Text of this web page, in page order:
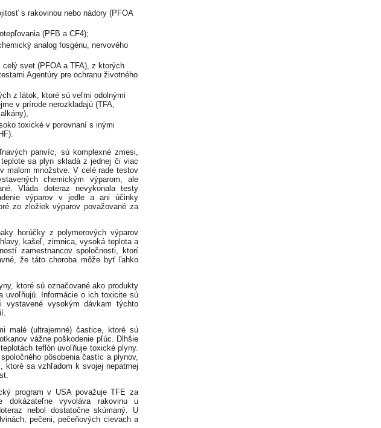
s rakovinou nebo nádory (PFOA
(PFB a CF4);
analog fosgénu, nervového
svet (PFOA a TFA), z ktorých
Agentúry pre ochranu životného
z látok, ktoré sú veľmi odolnými
v prírode nerozkladajú (TFA,
toxické v porovnaní s inými
panvíc, sú komplexné zmesi,
sa plyn skladá z jednej či viac
malom množstve. V celé rade testov
chemickým výparom, ale
Vláda doteraz nevykonala testy
výparov v jedle a ani účinky
zo zložiek výparov považované za
horúčky z polymerových výparov
kašeľ, zimnica, vysoká teplota a
zamestnancov spoločnosti, ktorí
že táto choroba môže byť ľahko
ktoré sú označované ako produkty
uvoľňujú. Informácie o ich toxicite sú
vysokým dávkam týchto
malé (ultrajemné) častice, ktoré sú
vážne poškodenie pľúc. Dlhšie
teflón uvoľňuje toxické plyny.
pôsobenia častíc a plynov,
sa vzhľadom k svojej nepatrnej
program v USA považuje TFE za
dokázateľne vyvoláva rakovinu u
nebol dostatočne skúmaný. U
pečeni, pečeňových cievach a